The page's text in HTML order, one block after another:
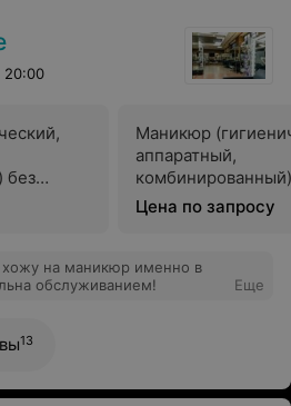
приятно провести
тему. Так вот, уже
все то что
очень хорошо, дизайн
20:00
без
Маникюр
аппаратный,
покрытием лака
Цена по запросу
хожу на маникюр именно в
обслуживанием!
Еще
13